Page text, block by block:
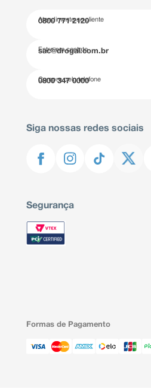
Atendimento ao cliente
0800 771 2120
Entre em contato
sac@drogal.com.br
Compre pelo telefone
0800 347 0000
Siga nossas redes sociais
Segurança
Formas de Pagamento